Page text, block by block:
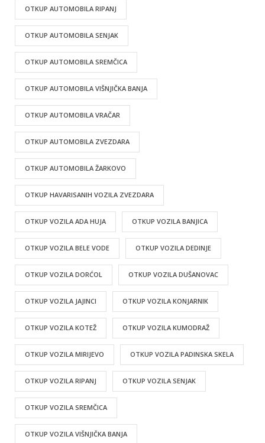
OTKUP AUTOMOBILA RIPANJ
OTKUP AUTOMOBILA SENJAK
OTKUP AUTOMOBILA SREMČICA
OTKUP AUTOMOBILA VIŠNJIČKA BANJA
OTKUP AUTOMOBILA VRAČAR
OTKUP AUTOMOBILA ZVEZDARA
OTKUP AUTOMOBILA ŽARKOVO
OTKUP HAVARISANIH VOZILA ZVEZDARA
OTKUP VOZILA ADA HUJA OTKUP VOZILA BANJICA
OTKUP VOZILA BELE VODE OTKUP VOZILA DEDINJE
OTKUP VOZILA DORĆOL OTKUP VOZILA DUŠANOVAC
OTKUP VOZILA JAJINCI OTKUP VOZILA KONJARNIK
OTKUP VOZILA KOTEŽ OTKUP VOZILA KUMODRAŽ
OTKUP VOZILA MIRIJEVO OTKUP VOZILA PADINSKA SKELA
OTKUP VOZILA RIPANJ OTKUP VOZILA SENJAK
OTKUP VOZILA SREMČICA
OTKUP VOZILA VIŠNJIČKA BANJA